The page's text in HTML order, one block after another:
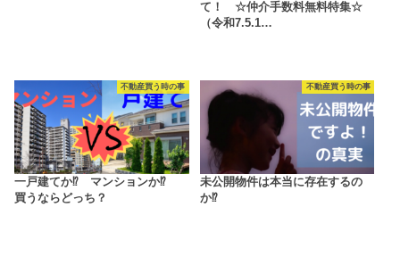
て！ ☆仲介手数料無料特集☆
（令和7.5.1…
不動産買う時の事
一戸建てか⁉ マンションか⁉
買うならどっち？
不動産買う時の事
未公開物件は本当に存在するの
か⁉